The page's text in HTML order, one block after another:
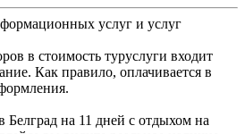
услуг и услуг
в стоимость туруслуги входит
Как правило, оплачивается в
на 11 дней с отдыхом на